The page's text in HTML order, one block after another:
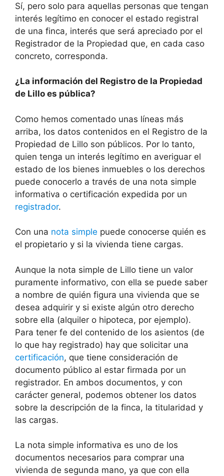
Sí, pero solo para aquellas personas que tengan
interés legítimo en conocer el estado registral
de una finca, interés que será apreciado por el
Registrador de la Propiedad que, en cada caso
concreto, corresponda.
¿La información del Registro de la Propiedad
de Lillo es pública?
Como hemos comentado unas líneas más
arriba, los datos contenidos en el Registro de la
Propiedad de Lillo son públicos. Por lo tanto,
quien tenga un interés legítimo en averiguar el
estado de los bienes inmuebles o los derechos
puede conocerlo a través de una nota simple
informativa o certificación expedida por un
registrador.
Con una nota simple puede conocerse quién es
el propietario y si la vivienda tiene cargas.
Aunque la nota simple de Lillo tiene un valor
puramente informativo, con ella se puede saber
a nombre de quién figura una vivienda que se
desea adquirir y si existe algún otro derecho
sobre ella (alquiler o hipoteca, por ejemplo).
Para tener fe del contenido de los asientos (de
lo que hay registrado) hay que solicitar una
certificación, que tiene consideración de
documento público al estar firmada por un
registrador. En ambos documentos, y con
carácter general, podemos obtener los datos
sobre la descripción de la finca, la titularidad y
las cargas.
La nota simple informativa es uno de los
documentos necesarios para comprar una
vivienda de segunda mano, ya que con ella